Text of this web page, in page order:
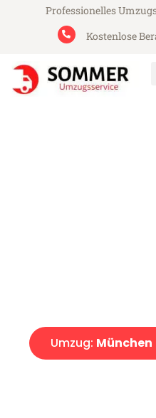
Professionelles
Kostenlose
Umzug: